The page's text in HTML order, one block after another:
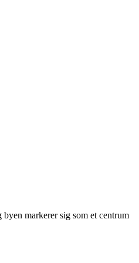
markerer sig som et centrum